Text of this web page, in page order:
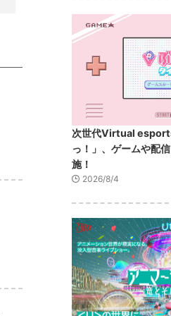
次世代Virtual
っ！」、ゲームや配
施！
2026/8/4